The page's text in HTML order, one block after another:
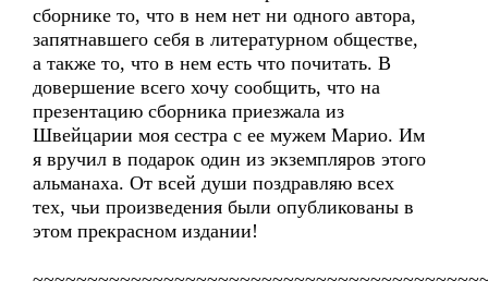
сборнике то, что в нем нет ни одного автора,
запятнавшего себя в литературном обществе,
а также то, что в нем есть что почитать. В
довершение всего хочу сообщить, что на
презентацию сборника приезжала из
Швейцарии моя сестра с ее мужем Марио. Им
я вручил в подарок один из экземпляров этого
альманаха. От всей души поздравляю всех
тех, чьи произведения были опубликованы в
этом прекрасном издании!